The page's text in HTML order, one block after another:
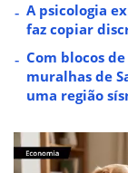
A psicologia
faz copiar
Com blocos
muralhas de
uma região